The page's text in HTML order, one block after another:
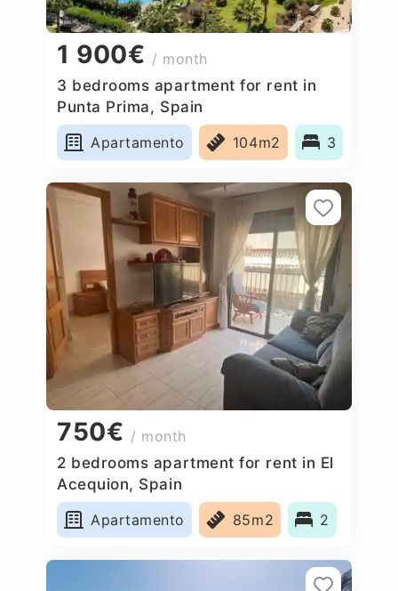
1 900€ / month
3 bedrooms apartment for rent in
Punta Prima, Spain
Apartamento
104m2 3
750€ / month
2 bedrooms apartment for rent in El
Acequion, Spain
Apartamento
85m2 2